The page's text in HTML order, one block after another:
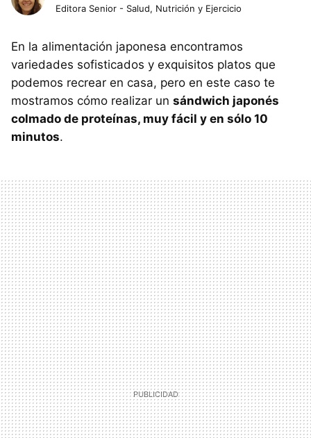
Editora Senior - Salud, Nutrición y Ejercicio
En la alimentación japonesa encontramos
variedades sofisticados y exquisitos platos que
podemos recrear en casa, pero en este caso te
mostramos cómo realizar un sándwich japonés
colmado de proteínas, muy fácil y en sólo 10
minutos.